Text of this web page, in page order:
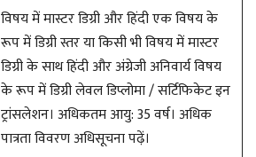
विषय में मास्टर डिग्री और हिंदी एक विषय के
रूप में डिग्री स्तर या किसी भी विषय में मास्टर
डिग्री के साथ हिंदी और अंग्रेजी अनिवार्य विषय
के रूप में डिग्री लेवल डिप्लोमा / सर्टिफिकेट इन
ट्रांसलेशन। अधिकतम आयु: 35 वर्ष। अधिक
पात्रता विवरण अधिसूचना पढ़ें।